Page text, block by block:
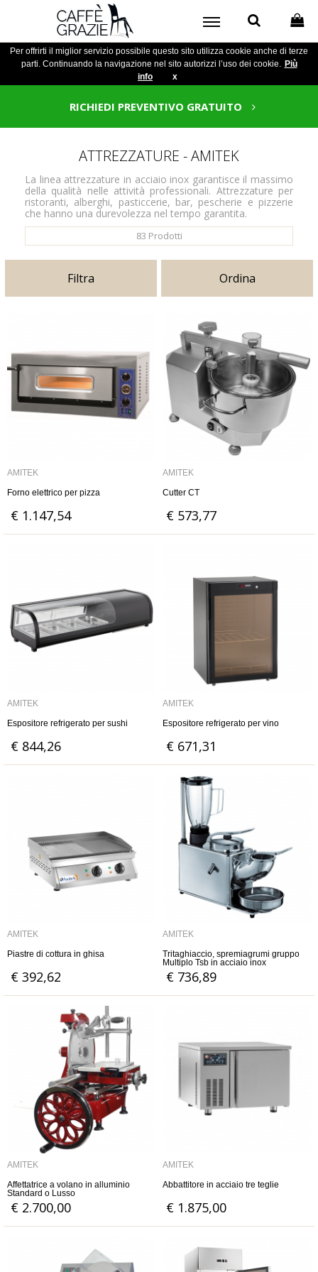
Per offrirti il miglior servizio possibile questo sito utilizza cookie anche di terze
parti. Continuando la navigazione nel sito autorizzi l’uso dei cookie. Più
info
x
RICHIEDI PREVENTIVO GRATUITO
ATTREZZATURE - AMITEK
La linea attrezzature in acciaio inox garantisce il massimo
della qualità nelle attività professionali. Attrezzature per
ristoranti, alberghi, pasticcerie, bar, pescherie e pizzerie
che hanno una durevolezza nel tempo garantita.
83 Prodotti
Filtra Ordina
AMITEK
Forno elettrico per pizza
€ 1.147,54
AMITEK
Cutter CT
€ 573,77
AMITEK
Espositore refrigerato per sushi
€ 844,26
AMITEK
Espositore refrigerato per vino
€ 671,31
AMITEK
Piastre di cottura in ghisa
€ 392,62
AMITEK
Tritaghiaccio, spremiagrumi gruppo
Multiplo Tsb in acciaio inox
€ 736,89
AMITEK
Affettatrice a volano in alluminio
Standard o Lusso
€ 2.700,00
AMITEK
Abbattitore in acciaio tre teglie
€ 1.875,00